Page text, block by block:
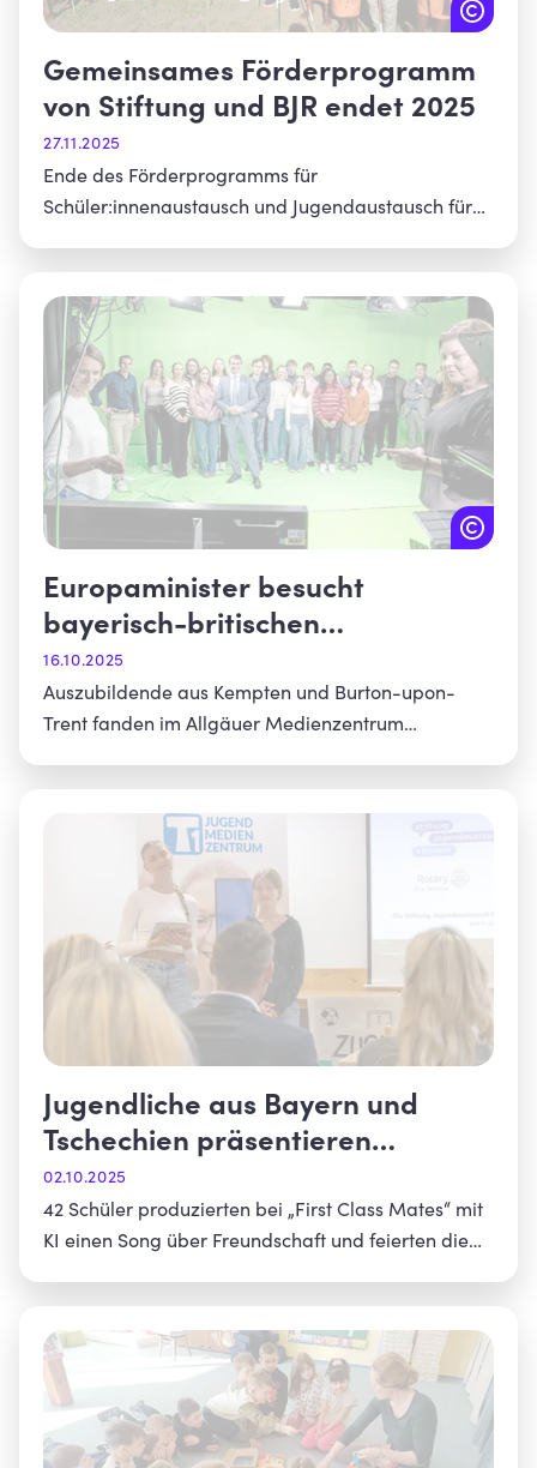
Gemeinsames Förderprogramm
von Stiftung und BJR endet 2025
27.11.2025
Ende des Förderprogramms für
Schüler:innenaustausch und Jugendaustausch für
Europaminister besucht
bayerisch-britischen
Azubiaustausch
16.10.2025
Auszubildende aus Kempten und Burton-upon-
Trent fanden im Allgäuer Medienzentrum
Jugendliche aus Bayern und
Tschechien präsentieren
gemeinsames Musikvideo
02.10.2025
42 Schüler produzierten bei „First Class Mates“ mit
KI einen Song über Freundschaft und feierten die